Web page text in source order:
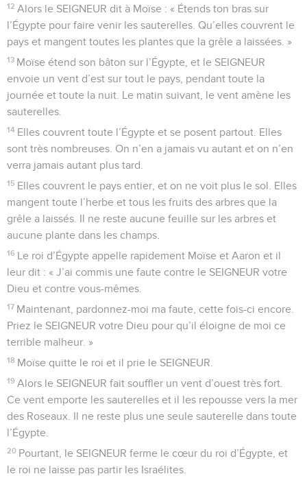
12 Alors le SEIGNEUR dit à Moïse : « Étends ton bras sur
l’Égypte pour faire venir les sauterelles. Qu’elles couvrent le
pays et mangent toutes les plantes que la grêle a laissées. »
13 Moïse étend son bâton sur l’Égypte, et le SEIGNEUR
envoie un vent d’est sur tout le pays, pendant toute la
journée et toute la nuit. Le matin suivant, le vent amène les
sauterelles.
14 Elles couvrent toute l’Égypte et se posent partout. Elles
sont très nombreuses. On n’en a jamais vu autant et on n’en
verra jamais autant plus tard.
15 Elles couvrent le pays entier, et on ne voit plus le sol. Elles
mangent toute l’herbe et tous les fruits des arbres que la
grêle a laissés. Il ne reste aucune feuille sur les arbres et
aucune plante dans les champs.
16 Le roi d’Égypte appelle rapidement Moïse et Aaron et il
leur dit : « J’ai commis une faute contre le SEIGNEUR votre
Dieu et contre vous-mêmes.
17 Maintenant, pardonnez-moi ma faute, cette fois-ci encore.
Priez le SEIGNEUR votre Dieu pour qu’il éloigne de moi ce
terrible malheur. »
18 Moïse quitte le roi et il prie le SEIGNEUR.
19 Alors le SEIGNEUR fait souffler un vent d’ouest très fort.
Ce vent emporte les sauterelles et il les repousse vers la mer
des Roseaux. Il ne reste plus une seule sauterelle dans toute
l’Égypte.
20 Pourtant, le SEIGNEUR ferme le cœur du roi d’Égypte, et
le roi ne laisse pas partir les Israélites.